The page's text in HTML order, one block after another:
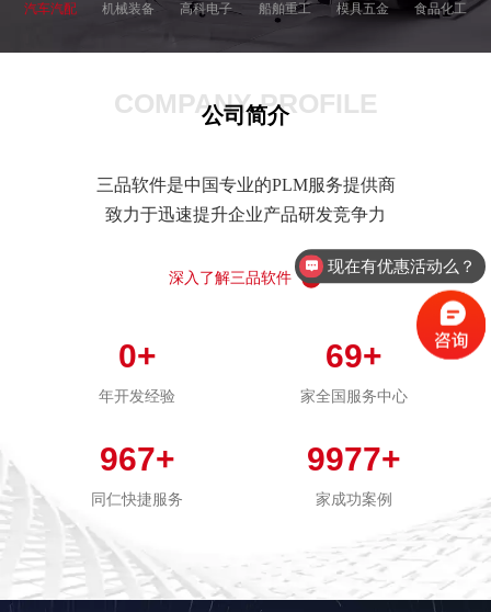
汽车汽配 机械装备 高科电子 船舶重工 模具五金 食品化工
COMPANY PROFILE
公司简介
三品软件是中国专业的PLM服务提供商
致力于迅速提升企业产品研发竞争力
深入了解三品软件
0+
年开发经验
69+
家全国服务中心
967+
同仁快捷服务
9977+
家成功案例
现在有优惠活动么？